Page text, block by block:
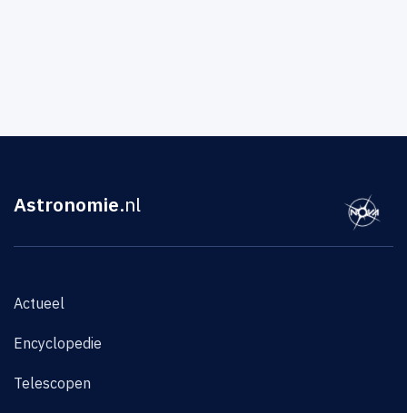
Astronomie.nl
Actueel
Encyclopedie
Telescopen